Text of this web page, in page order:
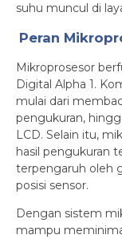
suhu muncul di
Peran
Mikroprosesor
Digital Alpha 1.
mulai dari
pengukuran,
LCD. Selain itu,
hasil pengukuran
terpengaruh oleh
posisi sensor.
Dengan sistem
mampu